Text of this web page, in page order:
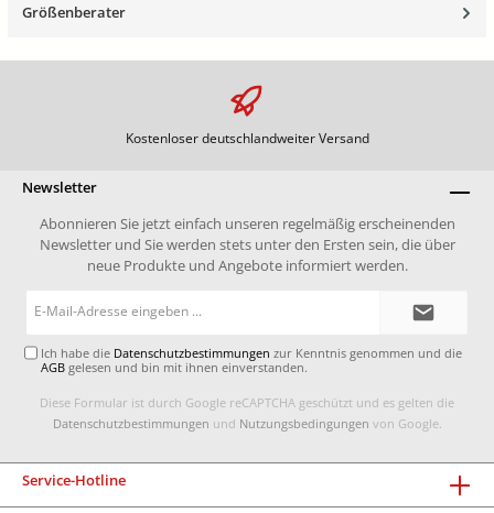
Größenberater
Kostenloser deutschlandweiter Versand
Newsletter
Abonnieren Sie jetzt einfach unseren regelmäßig erscheinenden
Newsletter und Sie werden stets unter den Ersten sein, die über
neue Produkte und Angebote informiert werden.
Ich habe die Datenschutzbestimmungen zur Kenntnis genommen und die
AGB gelesen und bin mit ihnen einverstanden.
Diese Formular ist durch Google reCAPTCHA geschützt und es gelten die
Datenschutzbestimmungen und Nutzungsbedingungen von Google.
Service-Hotline